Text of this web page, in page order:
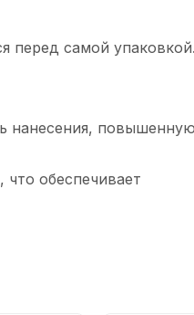
перед самой
нанесения, повышенную
обеспечивает